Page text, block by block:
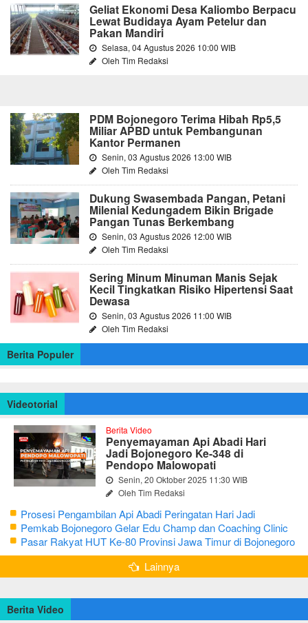
Geliat Ekonomi Desa Kaliombo Berpacu
Lewat Budidaya Ayam Petelur dan
Pakan Mandiri
Selasa, 04 Agustus 2026 10:00 WIB
Oleh Tim Redaksi
PDM Bojonegoro Terima Hibah Rp5,5
Miliar APBD untuk Pembangunan
Kantor Permanen
Senin, 03 Agustus 2026 13:00 WIB
Oleh Tim Redaksi
Dukung Swasembada Pangan, Petani
Milenial Kedungadem Bikin Brigade
Pangan Tunas Berkembang
Senin, 03 Agustus 2026 12:00 WIB
Oleh Tim Redaksi
Sering Minum Minuman Manis Sejak
Kecil Tingkatkan Risiko Hipertensi Saat
Dewasa
Senin, 03 Agustus 2026 11:00 WIB
Oleh Tim Redaksi
Berita Populer
Videotorial
Berita Video
Penyemayaman Api Abadi Hari
Jadi Bojonegoro Ke-348 di
Pendopo Malowopati
Senin, 20 Oktober 2025 11:30 WIB
Oleh Tim Redaksi
Prosesi Pengambilan Api Abadi Peringatan Hari Jadi
Bojonegoro Ke-348
Pemkab Bojonegoro Gelar Edu Champ dan Coaching Clinic
Seni Reog dan Jaranan
Pasar Rakyat HUT Ke-80 Provinsi Jawa Timur di Bojonegoro
Lainnya
Berita Video